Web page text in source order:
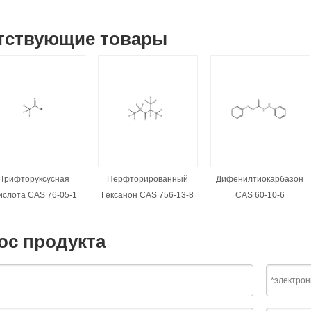
товары
Трифторуксусная
CAS 76-05-1
Перфторированный
Гексанон CAS 756-13-8
Дифенилтиокарбазон
CAS 60-10-6
продукта